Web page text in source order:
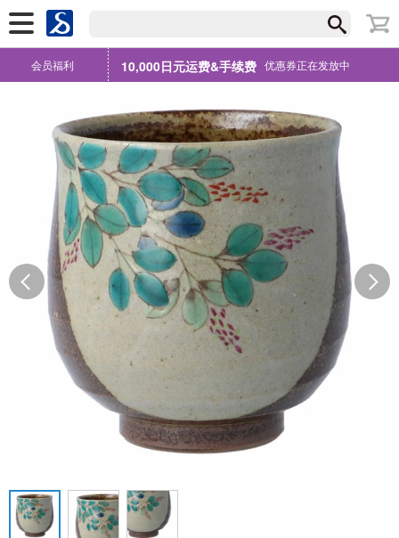
会员福利 10,000日元运费&手续费 优惠券正在发放中